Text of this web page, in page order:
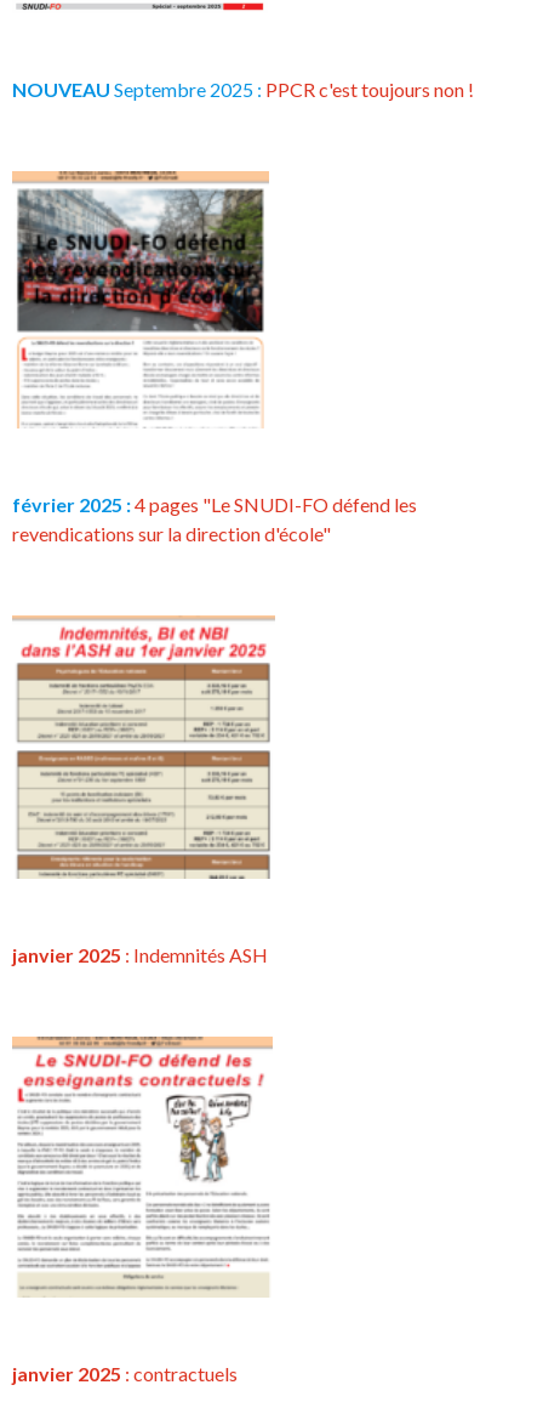
NOUVEAU Septembre 2025 : PPCR c'est toujours non !
février 2025 :4 pages "Le SNUDI-FO défend les
revendications sur la direction d'école"
janvier 2025 : Indemnités ASH
janvier 2025 : contractuels